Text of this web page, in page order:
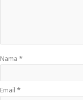
Nama *
Email *